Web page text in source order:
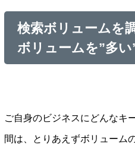
検索ボリュームを
ボリュームを”多
ご自身のビジネスにどんなキ
間は、とりあえずボリューム